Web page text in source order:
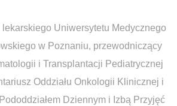
Uniwersytetu Medycznego
w Poznaniu, przewodniczący
i Transplantacji Pediatrycznej
Oddziału Onkologii Klinicznej i
Dziennym i Izbą Przyjęć